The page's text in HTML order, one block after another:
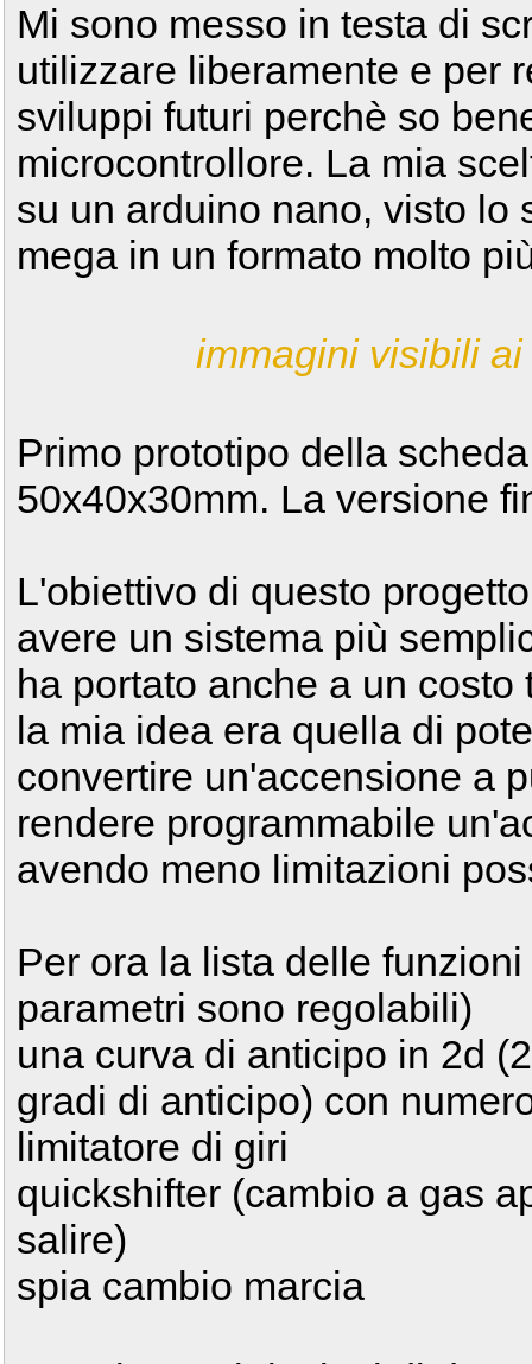
Mi sono messo in testa di
utilizzare liberamente e per
sviluppi futuri perchè so
microcontrollore. La mia
su un arduino nano, visto lo
mega in un formato molto
immagini visibili
Primo prototipo della
50x40x30mm. La versione
L'obiettivo di questo
avere un sistema più
ha portato anche a un
la mia idea era quella di
convertire un'accensione a
rendere programmabile
avendo meno limitazioni
Per ora la lista delle
parametri sono regolabili)
una curva di anticipo in 2d
gradi di anticipo) con
limitatore di giri
quickshifter (cambio a gas
salire)
spia cambio marcia